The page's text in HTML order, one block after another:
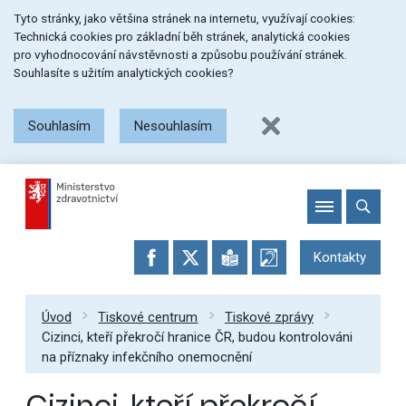
na
menu
na
obsah
na
patičku
stránky
Tyto stránky, jako většina stránek na internetu, využívají cookies:
Technická cookies pro základní běh stránek, analytická cookies
pro vyhodnocování návstěvnosti a způsobu používání stránek.
Souhlasíte s užitím analytických cookies?
Souhlasím Nesouhlasím
Kontakty
Úvod Tiskové centrum
Tiskové zprávy
Cizinci, kteří překročí hranice ČR, budou kontrolováni
na příznaky infekčního onemocnění